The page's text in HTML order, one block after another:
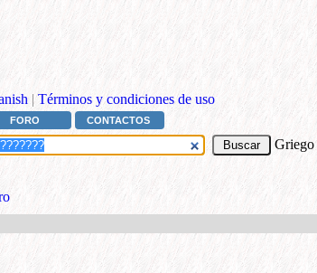
| Términos y condiciones de uso
FORO CONTACTOS
Griego